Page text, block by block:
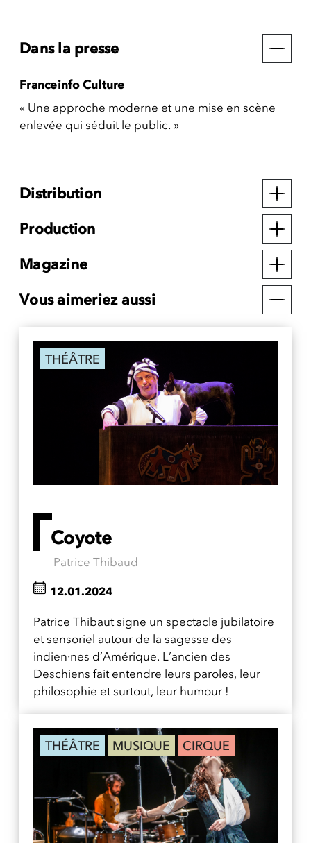
Dans la presse
Franceinfo Culture
« Une approche moderne et une mise en scène
enlevée qui séduit le public. »
Distribution
Production
Magazine
Vous aimeriez aussi
THÉÂTRE
Coyote
Patrice Thibaud
Patrice Thibaut signe un spectacle jubilatoire
et sensoriel autour de la sagesse des
indien·nes d’Amérique. L’ancien des
Deschiens fait entendre leurs paroles, leur
philosophie et surtout, leur humour !
12.01.2024
THÉÂTRE MUSIQUE CIRQUE